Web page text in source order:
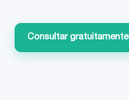
Consultar gratuitamente